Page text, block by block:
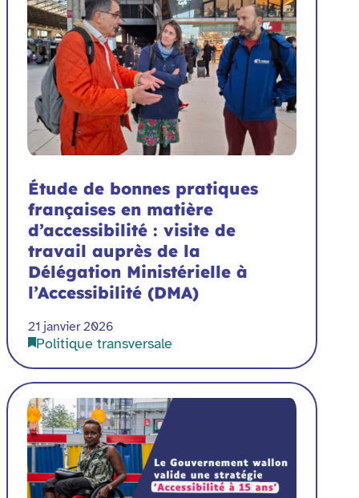
Étude de bonnes pratiques
françaises en matière
d’accessibilité : visite de
travail auprès de la
Délégation Ministérielle à
l’Accessibilité (DMA)
21 janvier 2026
Politique transversale